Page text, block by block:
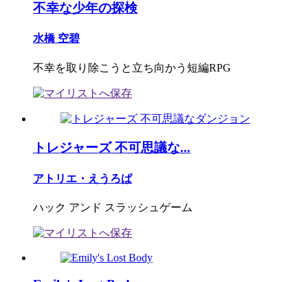
不幸な少年の探検
水橋 空碧
不幸を取り除こうと立ち向かう短編RPG
トレジャーズ 不可思議な...
アトリエ・えうろぱ
ハック アンド スラッシュゲーム